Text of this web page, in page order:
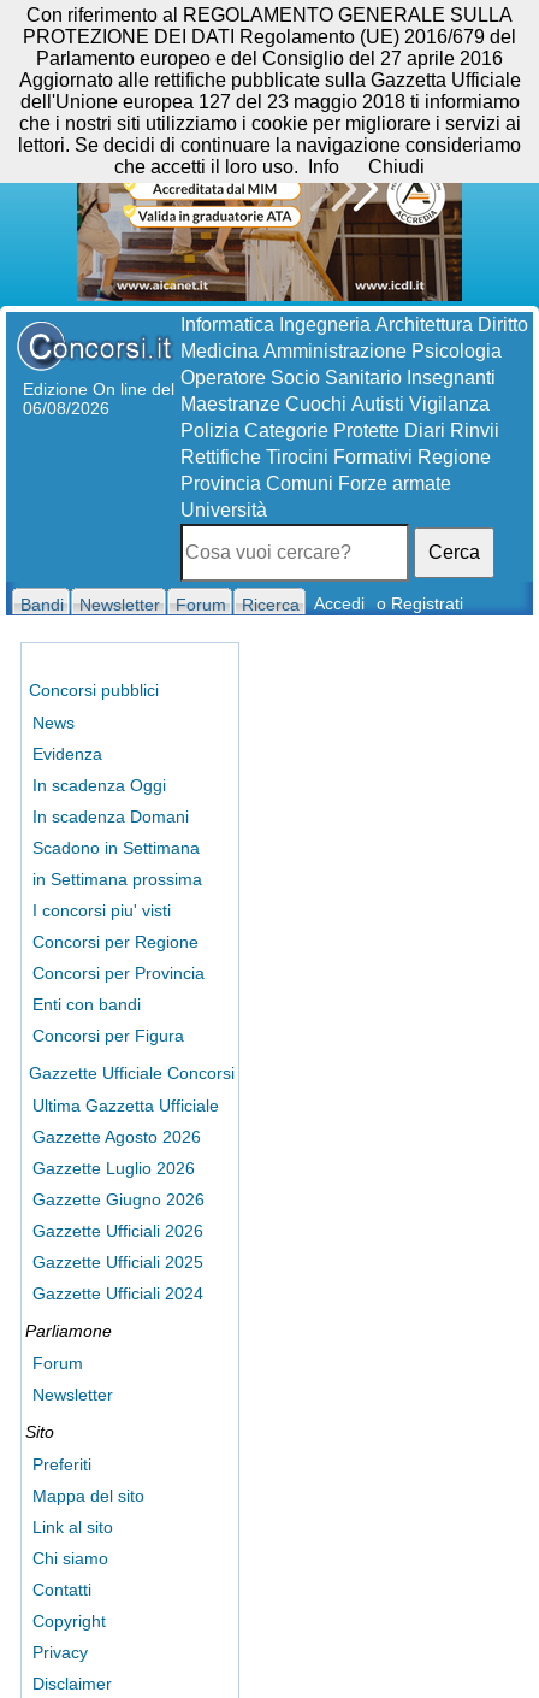
Edizione On line del
06/08/2026
Informatica Ingegneria Architettura Diritto
Medicina Amministrazione Psicologia
Operatore Socio Sanitario Insegnanti
Maestranze Cuochi Autisti Vigilanza
Polizia Categorie Protette Diari Rinvii
Rettifiche Tirocini Formativi Regione
Provincia Comuni Forze armate
Università
Cerca
Bandi Newsletter Forum Ricerca Accedi o Registrati
Concorsi pubblici
News
Evidenza
In scadenza Oggi
In scadenza Domani
Scadono in Settimana
in Settimana prossima
I concorsi piu' visti
Concorsi per Regione
Concorsi per Provincia
Enti con bandi
Concorsi per Figura
Gazzette Ufficiale Concorsi
Ultima Gazzetta Ufficiale
Gazzette Agosto 2026
Gazzette Luglio 2026
Gazzette Giugno 2026
Gazzette Ufficiali 2026
Gazzette Ufficiali 2025
Gazzette Ufficiali 2024
Parliamone
Forum
Newsletter
Sito
Preferiti
Mappa del sito
Link al sito
Chi siamo
Contatti
Copyright
Privacy
Disclaimer
Con riferimento al REGOLAMENTO GENERALE SULLA
PROTEZIONE DEI DATI Regolamento (UE) 2016/679 del
Parlamento europeo e del Consiglio del 27 aprile 2016
Aggiornato alle rettifiche pubblicate sulla Gazzetta Ufficiale
dell'Unione europea 127 del 23 maggio 2018 ti informiamo
che i nostri siti utilizziamo i cookie per migliorare i servizi ai
lettori. Se decidi di continuare la navigazione consideriamo
che accetti il loro uso.
Info Chiudi